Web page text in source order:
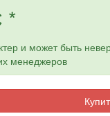
*
и может быть
менеджеров